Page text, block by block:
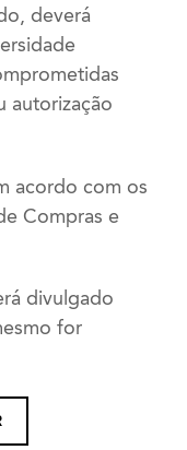
deverá
autorização
acordo com os
Compras e
divulgado
for